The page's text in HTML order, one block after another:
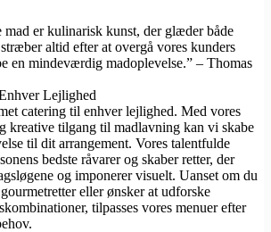
mad er kulinarisk kunst, der glæder både
altid efter at overgå vores kunders
en mindeværdig madoplevelse.” – Thomas
Lejlighed
catering til enhver lejlighed. Med vores
kreative tilgang til madlavning kan vi skabe
til dit arrangement. Vores talentfulde
bedste råvarer og skaber retter, der
og imponerer visuelt. Uanset om du
eller ønsker at udforske
tilpasses vores menuer efter